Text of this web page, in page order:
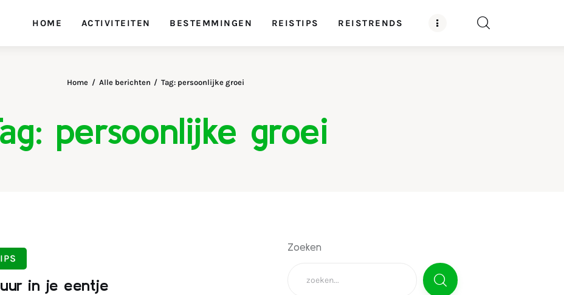
HOME ACTIVITEITEN BESTEMMINGEN REISTIPS REISTRENDS
persoonlijke groei
Home Alle berichten Tag: persoonlijke groei
in je eentje
Zoeken